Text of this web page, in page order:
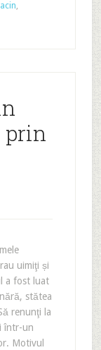
,
prin
uimiţi și
a fost luat
stătea
renunţi la
într-un
Motivul